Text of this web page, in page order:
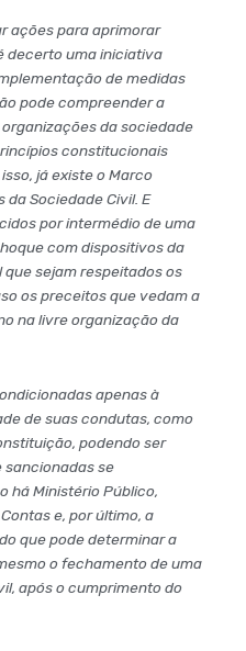
ações para aprimorar
decerto uma iniciativa
de medidas
pode compreender a
da sociedade
constitucionais
já existe o Marco
da Sociedade Civil. E
por intermédio de uma
com dispositivos da
sejam respeitados os
os preceitos que vedam a
na livre organização da
apenas à
de suas condutas, como
podendo ser
se
há Ministério Público,
e, por último, a
que pode determinar a
o fechamento de uma
após o cumprimento do